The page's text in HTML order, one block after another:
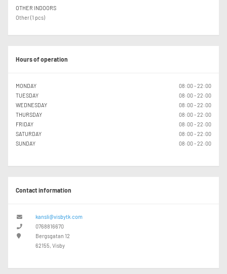
OTHER INDOORS
Other (1 pcs)
Hours of operation
MONDAY
08:00 - 22:00
TUESDAY
08:00 - 22:00
WEDNESDAY
08:00 - 22:00
THURSDAY
08:00 - 22:00
FRIDAY
08:00 - 22:00
SATURDAY
08:00 - 22:00
SUNDAY
08:00 - 22:00
Contact information
kansli@visbytk.com
0768816670
Bergsgatan 12
62155, Visby